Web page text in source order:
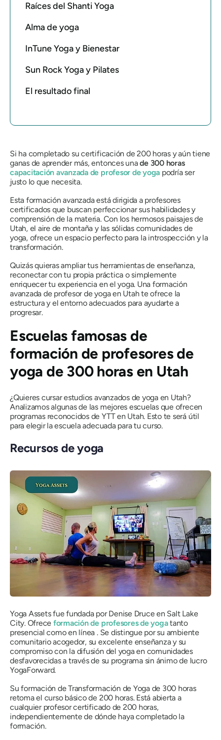
Raíces del Shanti Yoga
Alma de yoga
InTune Yoga y Bienestar
Sun Rock Yoga y Pilates
El resultado final
Si ha completado su certificación de 200 horas y aún tiene
ganas de aprender más, entonces unade 300 horas
capacitación avanzada de profesor de yoga podría ser
justo lo que necesita.
Esta formación avanzada está dirigida a profesores
certificados que buscan perfeccionar sus habilidades y
comprensión de la materia. Con los hermosos paisajes de
Utah, el aire de montaña y las sólidas comunidades de
yoga, ofrece un espacio perfecto para la introspección y la
transformación.
Quizás quieras ampliar tus herramientas de enseñanza,
reconectar con tu propia práctica o simplemente
enriquecer tu experiencia en el yoga. Una formación
avanzada de profesor de yoga en Utah te ofrece la
estructura y el entorno adecuados para ayudarte a
progresar.
Escuelas famosas de
formación de profesores de
yoga de 300 horas en Utah
¿Quieres cursar estudios avanzados de yoga en Utah?
Analizamos algunas de las mejores escuelas que ofrecen
programas reconocidos de YTT en Utah. Esto te será útil
para elegir la escuela adecuada para tu curso.
Recursos de yoga
Yoga Assets fue fundada por Denise Druce en Salt Lake
City. Ofrece formación de profesores de yogatanto
presencial como en línea . Se distingue por su ambiente
comunitario acogedor, su excelente enseñanza y su
compromiso con la difusión del yoga en comunidades
desfavorecidas a través de su programa sin ánimo de lucro
YogaForward.
Su formación de Transformación de Yoga de 300 horas
retoma el curso básico de 200 horas. Está abierta a
cualquier profesor certificado de 200 horas,
independientemente de dónde haya completado la
formación.